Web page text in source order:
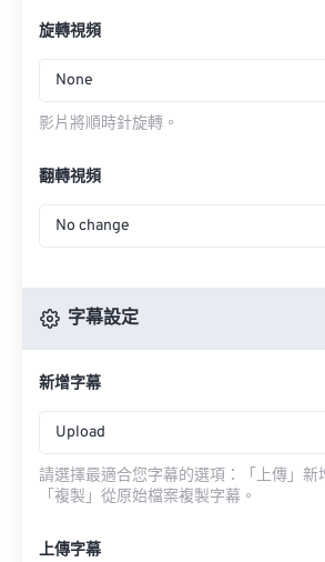
旋轉視頻
None
影片將順時針旋轉。
翻轉視頻
No change
字幕設定
新增字幕
Upload
請選擇最適合您字幕的選項：「上傳」新
「複製」從原始檔案複製字幕。
上傳字幕